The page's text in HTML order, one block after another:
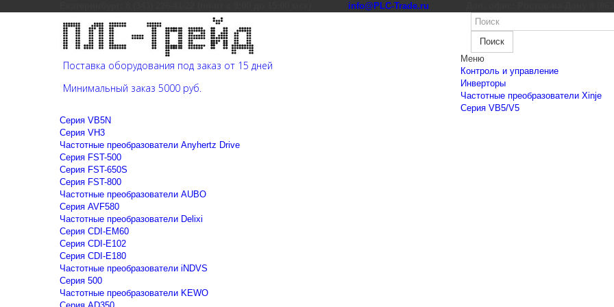
info@PLC-Trade.ru
Поставка оборудования под заказ от 15 дней
Минимальный заказ 5000 руб.
Поиск
Меню
Контроль и управление
Инверторы
Частотные преобразователи Xinje
Cерия VB5/V5
Cерия VB5N
Cерия VH3
Частотные преобразователи Anyhertz Drive
Серия FST-500
Серия FST-650S
Серия FST-800
Частотные преобразователи AUBO
Серия AVF580
Частотные преобразователи Delixi
Серия CDI-EM60
Серия CDI-E102
Серия CDI-E180
Частотные преобразователи iNDVS
Серия 500
Частотные преобразователи KEWO